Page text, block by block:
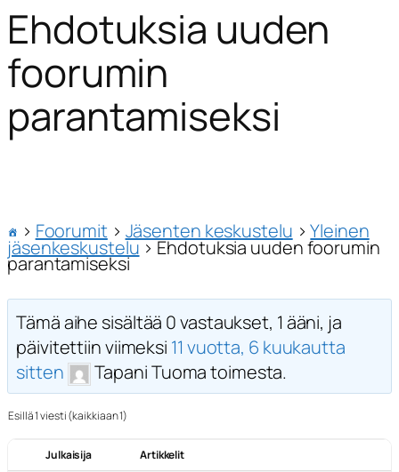
Ehdotuksia uuden
foorumin
parantamiseksi
› Foorumit › Jäsenten keskustelu ›Yleinen
jäsenkeskustelu›Ehdotuksia uuden foorumin
parantamiseksi
Tämä aihe sisältää 0 vastaukset, 1 ääni, ja
päivitettiin viimeksi 11 vuotta, 6 kuukautta
sitten
Tapani Tuoma toimesta.
Esillä 1 viesti (kaikkiaan 1)
Julkaisija Artikkelit